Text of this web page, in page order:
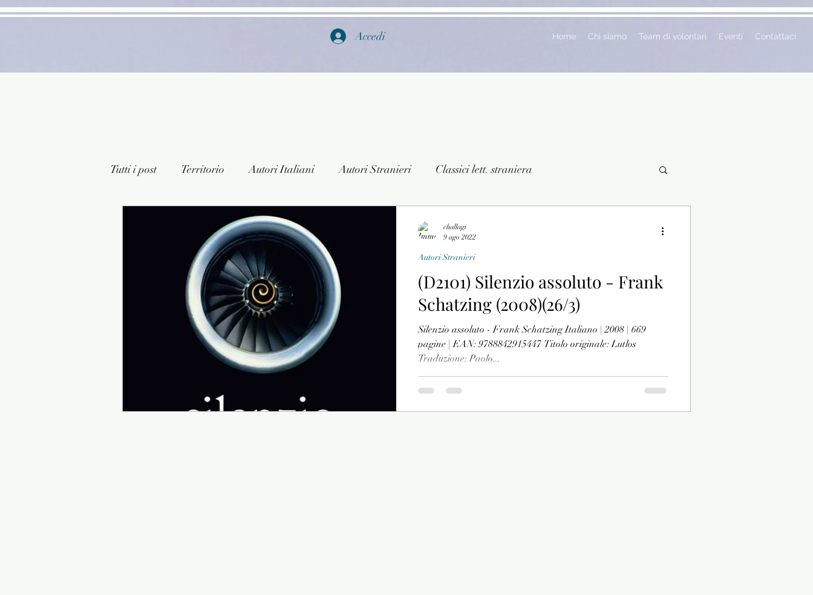
Accedi Home Chi siamo Team di volontari Eventi Contattaci
Tutti i post Territorio Autori Italiani Autori Stranieri Classici lett. straniera
Saggistica
Teatro/Poesia/Musica Collane
Presentazione autori Info Vari Poesia
(D2101) Silenzio assoluto - Frank
Schatzing (2008)(26/3)
Silenzio assoluto - Frank Schatzing Italiano | 2008 | 669
pagine | EAN: 9788842915447 Titolo originale: Lutlos
Traduzione: Paolo...
Autori Stranieri
challagi
9 ago 2022